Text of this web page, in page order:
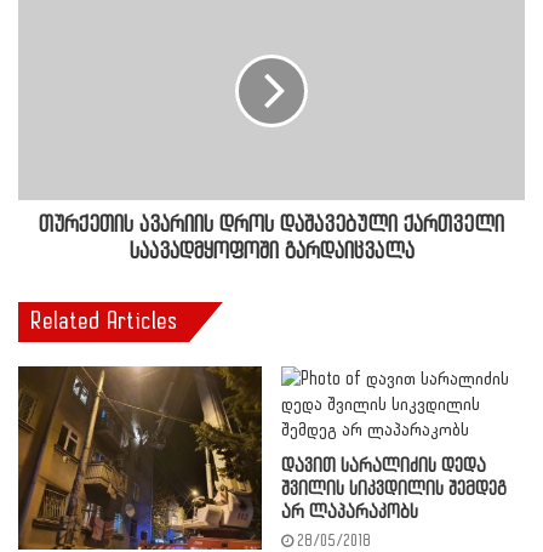
თურქეთის ავარიის დროს დაშავებული ქართველი
საავადმყოფოში გარდაიცვალა
Related Articles
დავით სარალიძის დედა
შვილის სიკვდილის შემდეგ
არ ლაპარაკობს
28/05/2018